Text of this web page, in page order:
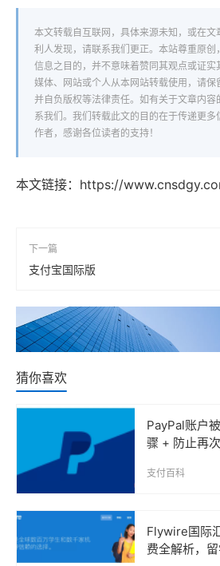
本文转载自互联网，具体来源未知，或在文
利人发现，请联系我们更正。本站尊重原创
信息之目的，并不意味着赞同其观点或证
媒体、网站或个人从本网站转载使用，请保
并自负版权等法律责任。如有关于文章内
系我们。我们转载此文的目的在于传递更
作者，感谢各位读者的支持！
本文链接： https://
下一篇
支付宝国际版
猜你喜欢
PayPal账户
骤 + 防止再
支付百科
Flywire国际
费全解析，